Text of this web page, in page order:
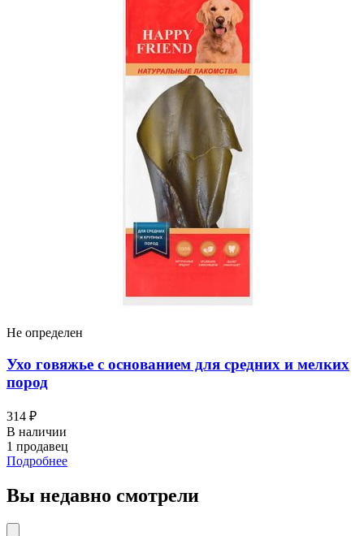
Не определен
Ухо говяжье с основанием для средних и мелких
пород
314 ₽
В наличии
1 продавец
Подробнее
Вы недавно смотрели